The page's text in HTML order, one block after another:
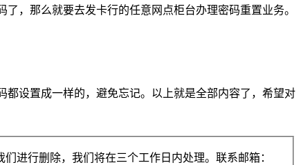
，那么就要去发卡行的任意网点柜台办理密码重置业务。
设置成一样的，避免忘记。以上就是全部内容了，希望对
进行删除，我们将在三个工作日内处理。联系邮箱：